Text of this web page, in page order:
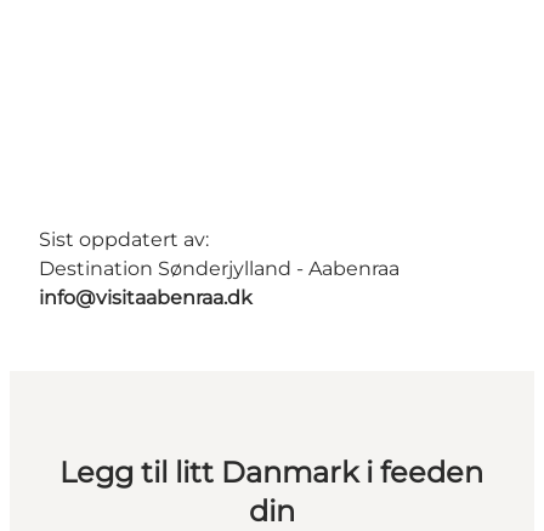
Sist oppdatert av:
Destination Sønderjylland - Aabenraa
info@visitaabenraa.dk
Legg til litt Danmark i feeden
din